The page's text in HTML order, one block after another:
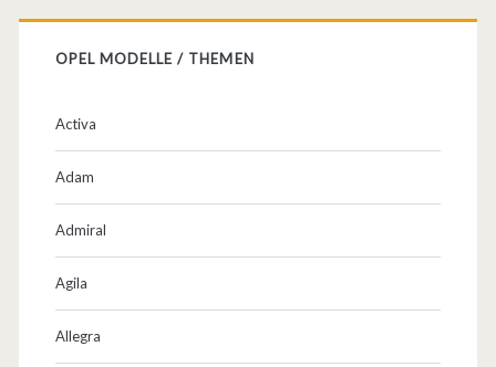
OPEL MODELLE / THEMEN
Activa
Adam
Admiral
Agila
Allegra